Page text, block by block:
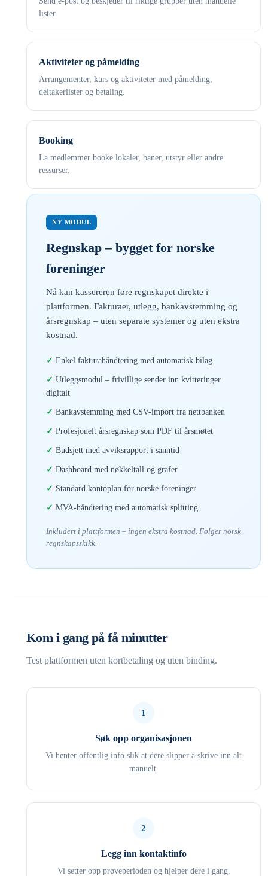
lister.
Aktiviteter og påmelding
Arrangementer, kurs og aktiviteter med påmelding,
deltakerlister og betaling.
Booking
La medlemmer booke lokaler, baner, utstyr eller andre
ressurser.
NY MODUL
Regnskap – bygget for norske
foreninger
Nå kan kassereren føre regnskapet direkte i
plattformen. Fakturaer, utlegg, bankavstemming og
årsregnskap – uten separate systemer og uten ekstra
kostnad.
Enkel fakturahåndtering med automatisk bilag
Utleggsmodul – frivillige sender inn kvitteringer
digitalt
Bankavstemming med CSV-import fra nettbanken
Profesjonelt årsregnskap som PDF til årsmøtet
Budsjett med avviksrapport i sanntid
Dashboard med nøkkeltall og grafer
Standard kontoplan for norske foreninger
MVA-håndtering med automatisk splitting
Inkludert i plattformen – ingen ekstra kostnad. Følger norsk
regnskapsskikk.
Kom i gang på få minutter
Test plattformen uten kortbetaling og uten binding.
1
Søk opp organisasjonen
Vi henter offentlig info slik at dere slipper å skrive inn alt
manuelt.
2
Legg inn kontaktinfo
Vi setter opp prøveperioden og hjelper dere i gang.